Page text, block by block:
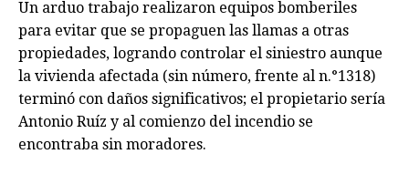
Un arduo trabajo realizaron equipos bomberiles
para evitar que se propaguen las llamas a otras
propiedades, logrando controlar el siniestro aunque
la vivienda afectada (sin número, frente al n.°1318)
terminó con daños significativos; el propietario sería
Antonio Ruíz y al comienzo del incendio se
encontraba sin moradores.